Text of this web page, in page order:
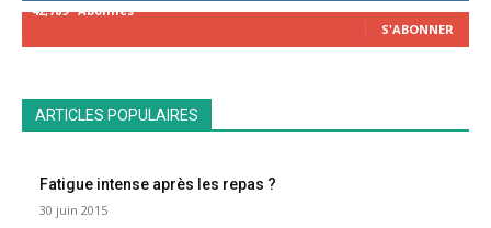
42,789 Abonnés
S'ABONNER
ARTICLES POPULAIRES
Fatigue intense après les repas ?
30 juin 2015